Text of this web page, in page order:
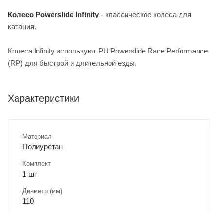
Колесо Powerslide Infinity - классическое колеса для
катания.
Колеса Infinity используют PU Powerslide Race Performance
(RP) для быстрой и длительной езды.
Характеристики
Материал
Полиуретан
Комплект
1 шт
Диаметр (мм)
110